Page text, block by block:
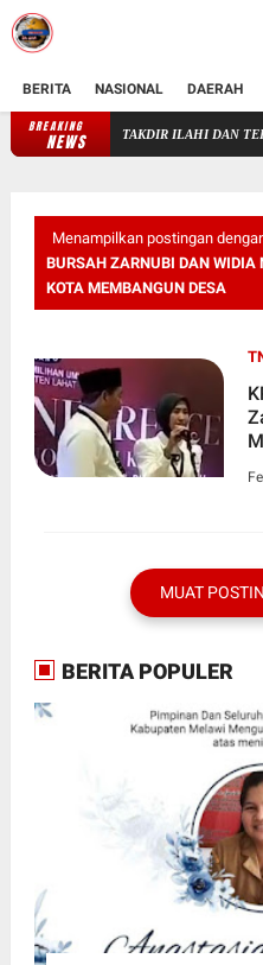
BERITA NASIONAL DAERAH
BREAKING
NEWS
ANTARA TAKDIR ILAHI DAN TEKNOLOGI
Menampilkan postingan
BURSAH ZARNUBI DAN
KOTA MEMBANGUN DESA
MUAT
BERITA POPULER